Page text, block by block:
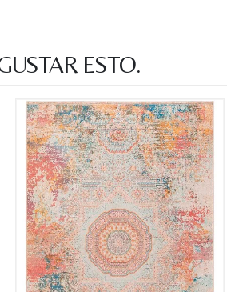
ESTO.